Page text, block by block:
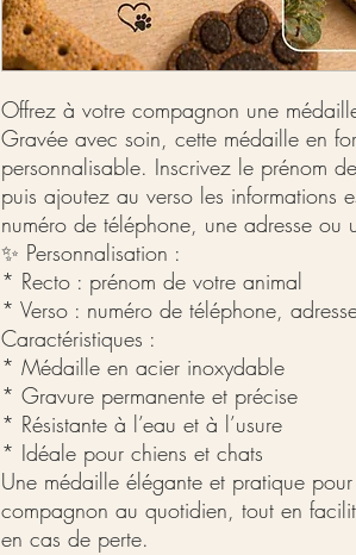
Offrez à votre compagnon une
Gravée avec soin, cette médaille en
personnalisable. Inscrivez le prénom
puis ajoutez au verso les informations
numéro de téléphone, une adresse ou
✨ Personnalisation :
* Recto : prénom de votre animal
* Verso : numéro de téléphone,
Caractéristiques :
* Médaille en acier inoxydable
* Gravure permanente et précise
* Résistante à l’eau et à l’usure
* Idéale pour chiens et chats
Une médaille élégante et pratique
compagnon au quotidien, tout en
en cas de perte.